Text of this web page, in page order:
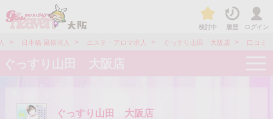
検討中 履歴 ログイン
> 日本橋 風俗求人 > エステ・アロマ求人 > ぐっすり山田 大阪店 > 口コミ
ぐっすり山田 大阪店